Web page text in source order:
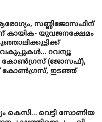
സണ്ണിജോസഫിന്
കായിക- യുവജനക്ഷേമം
വകുപ്പുകൾ… റവന്യൂ
കോൺഗ്രസ് (ജോസഫ്),
കോൺഗ്രസ്, ഇടഞ്ഞ്
കെസി… വെട്ടി സോണിയ